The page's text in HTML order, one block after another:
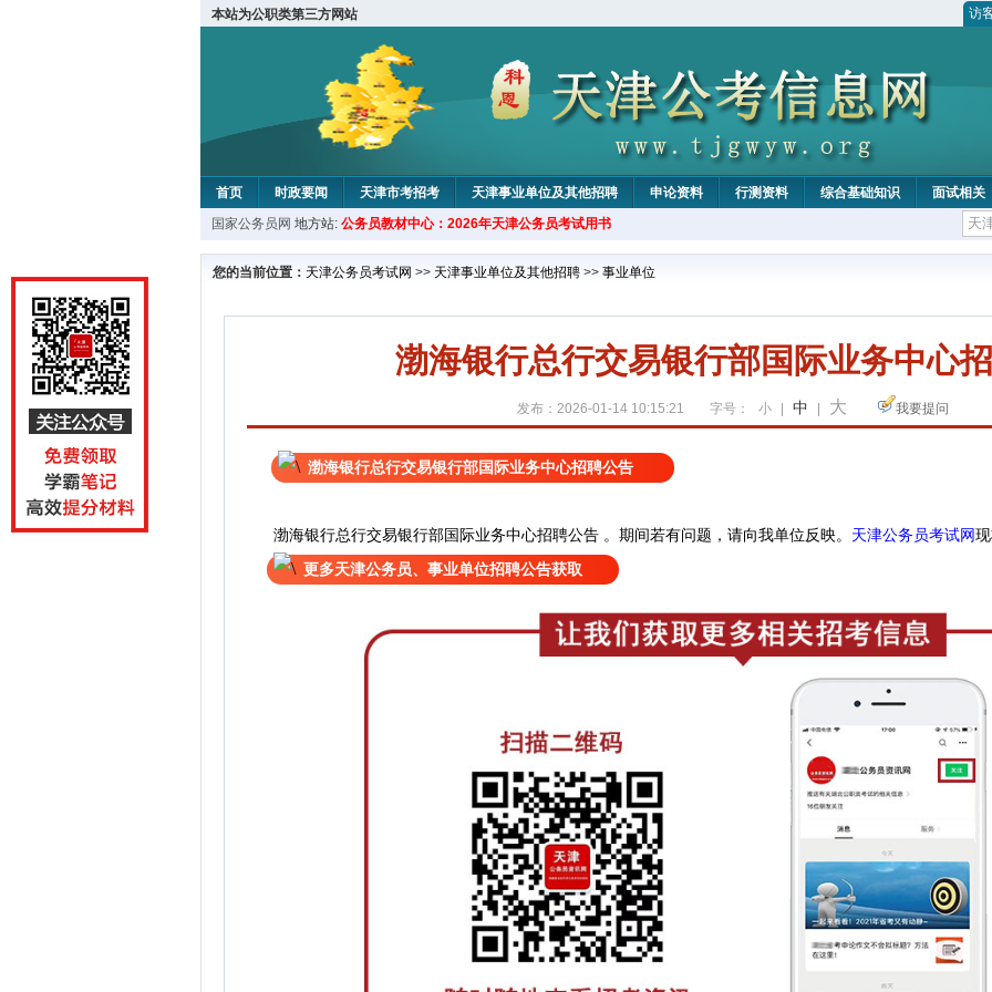
本站为公职类第三方网站 访
首页 时政要闻 天津市考招考 天津事业单位及其他招聘 申论资料 行测资料 综合基础知识 面试相关
教材中心
国家公务员网 地方站: 公务员教材中心：2026年天津公务员考试用书
您的当前位置： 天津公务员考试网 >> 天津事业单位及其他招聘 >> 事业单位
渤海银行总行交易银行部国际业务中心
发布：2026-01-14 10:15:21 字号： 小 中 大 我要提问
渤海银行总行交易银行部国际业务中心招聘公告
渤海银行总行交易银行部国际业务中心招聘公告 。 期间若有问题，请向我单位反映。 天津公务员考试网现
更多天津公务员、事业单位招聘公告获取